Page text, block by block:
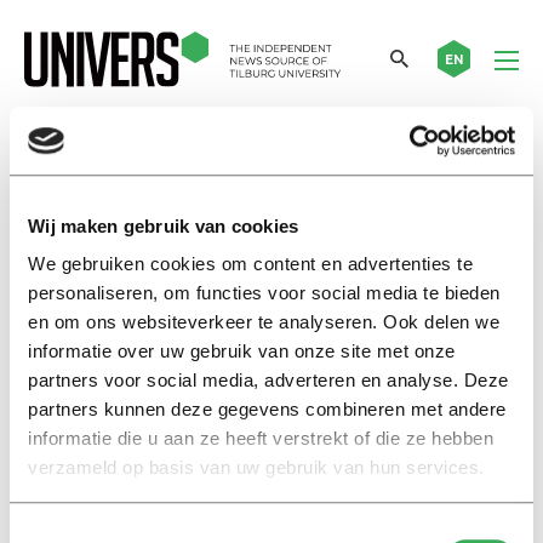
Wij maken gebruik van cookies
We gebruiken cookies om content en advertenties te
personaliseren, om functies voor social media te bieden
en om ons websiteverkeer te analyseren. Ook delen we
informatie over uw gebruik van onze site met onze
partners voor social media, adverteren en analyse. Deze
partners kunnen deze gegevens combineren met andere
informatie die u aan ze heeft verstrekt of die ze hebben
verzameld op basis van uw gebruik van hun services.
EN
marieke zoodsma
The impact of political
apologies: ‘Broken promises are
twice as painful’
04 februari 2025
Interview
De impact van politieke
excuses: ‘Gebroken beloftes zijn